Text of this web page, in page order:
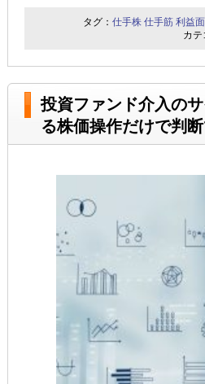
タグ：仕手株 仕手筋 利益面
カ
投資ファンド介入の
る株価操作だけで判